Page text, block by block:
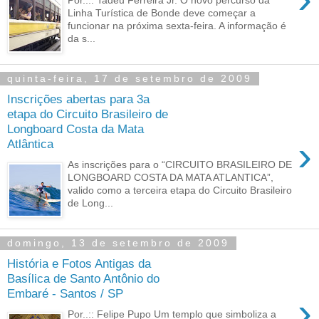
Linha Turística de Bonde deve começar a
funcionar na próxima sexta-feira. A informação é
da s...
quinta-feira, 17 de setembro de 2009
Inscrições abertas para 3a
etapa do Circuito Brasileiro de
Longboard Costa da Mata
Atlântica
›
As inscrições para o “CIRCUITO BRASILEIRO DE
LONGBOARD COSTA DA MATA ATLANTICA”,
valido como a terceira etapa do Circuito Brasileiro
de Long...
domingo, 13 de setembro de 2009
História e Fotos Antigas da
Basílica de Santo Antônio do
Embaré - Santos / SP
Por..:: Felipe Pupo Um templo que simboliza a